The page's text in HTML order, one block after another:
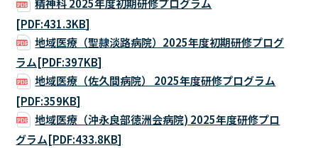
精神科 2025年度初期研修プログラム
[PDF:431.3KB]
地域医療（聖隷淡路病院）2025年度初期研修プログ
ラム[PDF:397KB]
地域医療（佐久間病院） 2025年度研修プログラム
[PDF:359KB]
地域医療（沖永良部徳洲会病院) 2025年度研修プロ
グラム[PDF:433.8KB]